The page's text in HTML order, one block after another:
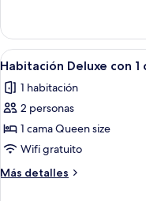
básica
doble
Abrir
todas
las
fotos
de
Habitación
Deluxe
con
4
Habitación Deluxe con
1 habitación
2 personas
1 cama Queen size
Wifi gratuito
Más detalles
Más